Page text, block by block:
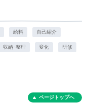
給料 自己紹介
収納･整理 変化 研修
ページトップへ